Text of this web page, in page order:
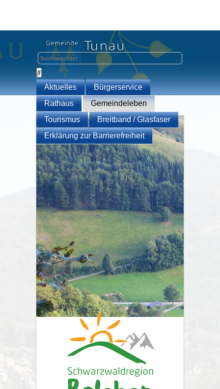
Aktuelles
Bürgerservice
Rathaus
Gemeindeleben
Tourismus
Breitband / Glasfaser
Erklärung zur Barrierefreiheit